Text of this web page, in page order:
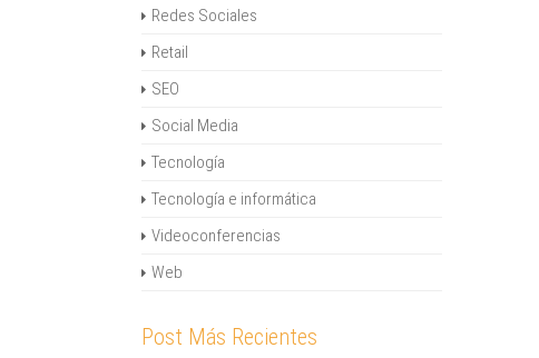
Redes Sociales
Retail
SEO
Social Media
Tecnología
Tecnología e informática
Videoconferencias
Web
Post Más Recientes